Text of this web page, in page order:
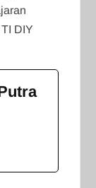
DIY